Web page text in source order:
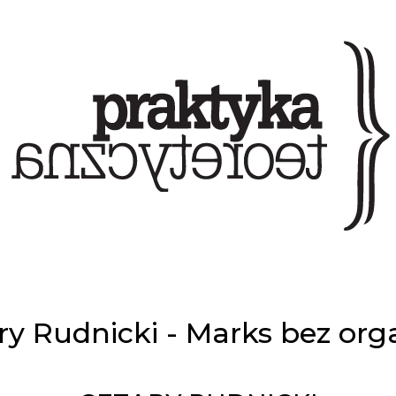
Rudnicki - Marks bez